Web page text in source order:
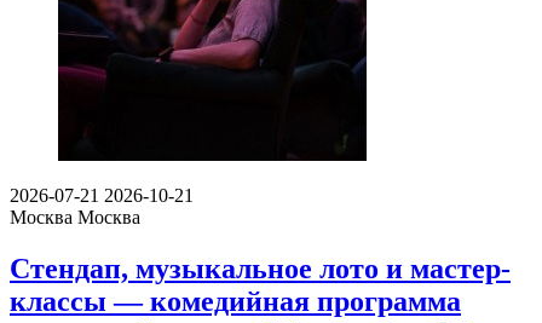
2026-07-21 2026-10-21
Москва Москва
Стендап, музыкальное лото и мастер-
классы — комедийная программа